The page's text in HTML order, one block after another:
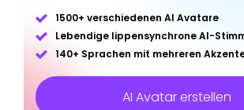
1500+ verschiedenen AI Avatare
Lebendige lippensynchrone AI-
140+ Sprachen mit mehreren
AI Avatar erstellen